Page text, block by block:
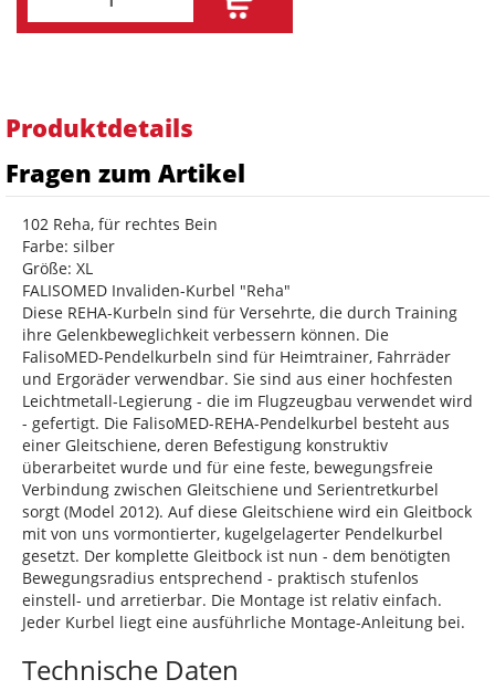
Produktdetails
Fragen zum Artikel
102 Reha, für rechtes Bein
Farbe: silber
Größe: XL
FALISOMED Invaliden-Kurbel "Reha"
Diese REHA-Kurbeln sind für Versehrte, die durch Training
ihre Gelenkbeweglichkeit verbessern können. Die
FalisoMED-Pendelkurbeln sind für Heimtrainer, Fahrräder
und Ergoräder verwendbar. Sie sind aus einer hochfesten
Leichtmetall-Legierung - die im Flugzeugbau verwendet wird
- gefertigt. Die FalisoMED-REHA-Pendelkurbel besteht aus
einer Gleitschiene, deren Befestigung konstruktiv
überarbeitet wurde und für eine feste, bewegungsfreie
Verbindung zwischen Gleitschiene und Serientretkurbel
sorgt (Model 2012). Auf diese Gleitschiene wird ein Gleitbock
mit von uns vormontierter, kugelgelagerter Pendelkurbel
gesetzt. Der komplette Gleitbock ist nun - dem benötigten
Bewegungsradius entsprechend - praktisch stufenlos
einstell- und arretierbar. Die Montage ist relativ einfach.
Jeder Kurbel liegt eine ausführliche Montage-Anleitung bei.
Technische Daten